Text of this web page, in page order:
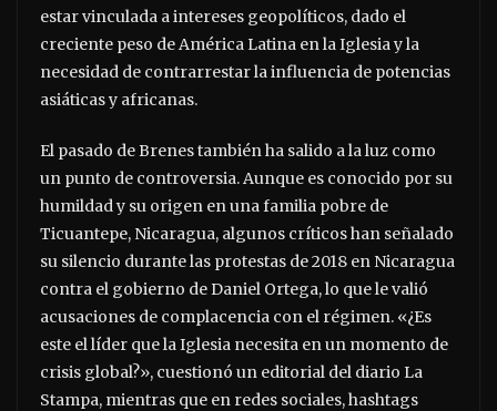
estar vinculada a intereses geopolíticos, dado el
creciente peso de América Latina en la Iglesia y la
necesidad de contrarrestar la influencia de potencias
asiáticas y africanas.
El pasado de Brenes también ha salido a la luz como
un punto de controversia. Aunque es conocido por su
humildad y su origen en una familia pobre de
Ticuantepe, Nicaragua, algunos críticos han señalado
su silencio durante las protestas de 2018 en Nicaragua
contra el gobierno de Daniel Ortega, lo que le valió
acusaciones de complacencia con el régimen. «¿Es
este el líder que la Iglesia necesita en un momento de
crisis global?», cuestionó un editorial del diario La
Stampa, mientras que en redes sociales, hashtags